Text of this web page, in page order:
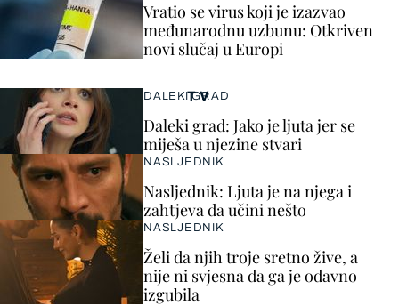
Vratio se virus koji je izazvao
međunarodnu uzbunu: Otkriven
novi slučaj u Europi
TV
DALEKI GRAD
Daleki grad: Jako je ljuta jer se
miješa u njezine stvari
NASLJEDNIK
Nasljednik: Ljuta je na njega i
zahtjeva da učini nešto
NASLJEDNIK
Želi da njih troje sretno žive, a
nije ni svjesna da ga je odavno
izgubila